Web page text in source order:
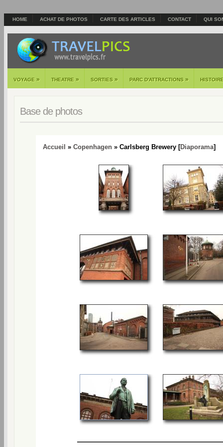
HOME ACHAT DE PHOTOS CARTE DES ARTICLES CONTACT QUI
VOYAGE » THEATRE » SORTIES » PARC D'ATTRACTIONS »
Base de photos
Accueil » Copenhagen » Carlsberg Brewery [Diaporama]